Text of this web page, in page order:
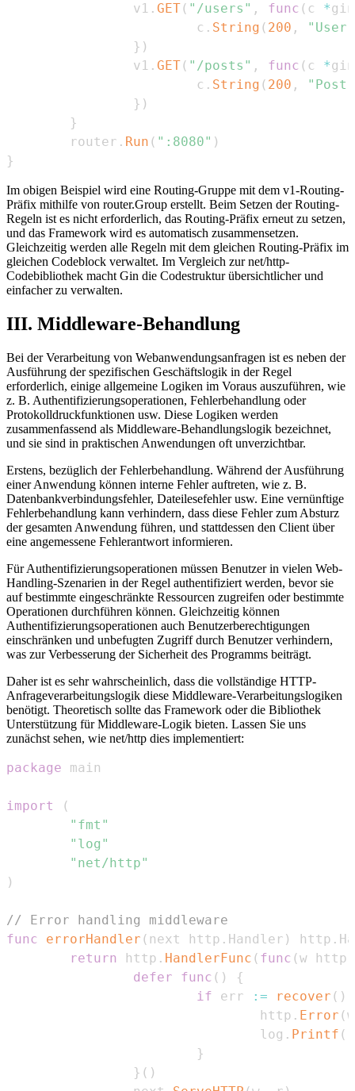
                v1
. GET( "/users" , func ( c *gin
                        c
. String ( 200 ,
} )
                v1
. GET( "/posts" , func ( c *gin
                        c
. String ( 200 ,
} )
}
        router
. Run ( ":8080" )
}
Im obigen Beispiel wird eine Routing-Gruppe mit dem v1-Routing-
Präfix mithilfe von router.Group erstellt. Beim Setzen der Routing-
Regeln ist es nicht erforderlich, das Routing-Präfix erneut zu setzen,
und das Framework wird es automatisch zusammensetzen.
Gleichzeitig werden alle Regeln mit dem gleichen Routing-Präfix im
gleichen Codeblock verwaltet. Im Vergleich zur net/http-
Codebibliothek macht Gin die Codestruktur übersichtlicher und
einfacher zu verwalten.
III. Middleware-Behandlung
Bei der Verarbeitung von Webanwendungsanfragen ist es neben der
Ausführung der spezifischen Geschäftslogik in der Regel
erforderlich, einige allgemeine Logiken im Voraus auszuführen, wie
z. B. Authentifizierungsoperationen, Fehlerbehandlung oder
Protokolldruckfunktionen usw. Diese Logiken werden
zusammenfassend als Middleware-Behandlungslogik bezeichnet,
und sie sind in praktischen Anwendungen oft unverzichtbar.
Erstens, bezüglich der Fehlerbehandlung. Während der Ausführung
einer Anwendung können interne Fehler auftreten, wie z. B.
Datenbankverbindungsfehler, Dateilesefehler usw. Eine vernünftige
Fehlerbehandlung kann verhindern, dass diese Fehler zum Absturz
der gesamten Anwendung führen, und stattdessen den Client über
eine angemessene Fehlerantwort informieren.
Für Authentifizierungsoperationen müssen Benutzer in vielen Web-
Handling-Szenarien in der Regel authentifiziert werden, bevor sie
auf bestimmte eingeschränkte Ressourcen zugreifen oder bestimmte
Operationen durchführen können. Gleichzeitig können
Authentifizierungsoperationen auch Benutzerberechtigungen
einschränken und unbefugten Zugriff durch Benutzer verhindern,
was zur Verbesserung der Sicherheit des Programms beiträgt.
Daher ist es sehr wahrscheinlich, dass die vollständige HTTP-
Anfrageverarbeitungslogik diese Middleware-Verarbeitungslogiken
benötigt. Theoretisch sollte das Framework oder die Bibliothek
Unterstützung für Middleware-Logik bieten. Lassen Sie uns
zunächst sehen, wie net/http dies implementiert:
package
import
(
"fmt"
"log"
"net/http"
)
// Error handling middleware
func
errorHandler ( next http . Handler ) http .
return
http . HandlerFunc ( func (w http
defer
func ( )
{
if err := recover ( )
                                http
. Error (w
                                log
. Printf (
}
} ( )